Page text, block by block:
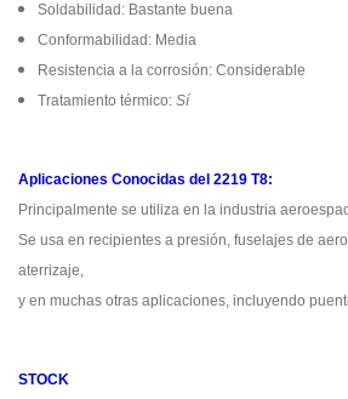
Soldabilidad: Bastante buena
Conformabilidad: Media
Resistencia a la corrosión: Considerable
Tratamiento térmico: Sí
Aplicaciones Conocidas del 2219 T8:
Principalmente se utiliza en la industria
Se usa en recipientes a presión, fuselajes de
aterrizaje,
y en muchas otras aplicaciones, incluyendo
STOCK